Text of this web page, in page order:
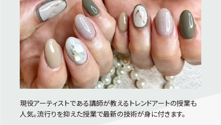
現役アーティストである講師が教えるトレンドアートの授業も
人気。流行りを抑えた授業で最新の技術が身に付きます。